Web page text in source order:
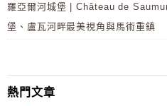
羅亞爾河城堡 | Château de
堡、盧瓦河畔最美視角與馬術重鎮
熱門文章